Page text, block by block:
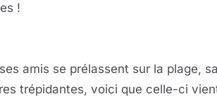
!
amis se prélassent sur la plage,
trépidantes, voici que celle-ci